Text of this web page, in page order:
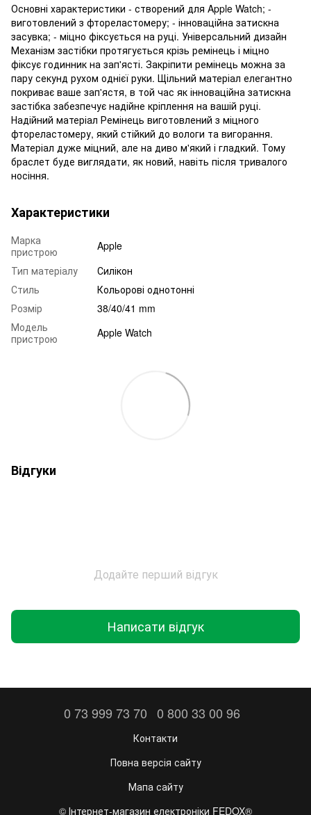
Основні характеристики - створений для Apple Watch; -
виготовлений з фтореластомеру; - інноваційна затискна
засувка; - міцно фіксується на руці. Універсальний дизайн
Механізм застібки протягується крізь ремінець і міцно
фіксує годинник на зап'ясті. Закріпити ремінець можна за
пару секунд рухом однієї руки. Щільний матеріал елегантно
покриває ваше зап'ястя, в той час як інноваційна затискна
застібка забезпечує надійне кріплення на вашій руці.
Надійний матеріал Ремінець виготовлений з міцного
фтореластомеру, який стійкий до вологи та вигорання.
Матеріал дуже міцний, але на диво м'який і гладкий. Тому
браслет буде виглядати, як новий, навіть після тривалого
носіння.
Характеристики
Марка
пристрою
Apple
Тип матеріалу
Силікон
Стиль
Кольорові однотонні
Розмір
38/40/41 mm
Модель
пристрою
Apple Watch
Відгуки
Додайте перший відгук
Написати відгук
0 73 999 73 70 0 800 33 00 96
Контакти
Повна версія сайту
Мапа сайту
©️ Інтернет-магазин електроніки FEDOX®